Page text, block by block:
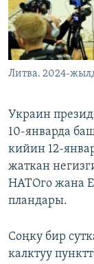
Литва. 2024-
Украин
10-январда
кийин 12-
жаткан
НАТОго жана
пландары.
Соңку бир
калктуу